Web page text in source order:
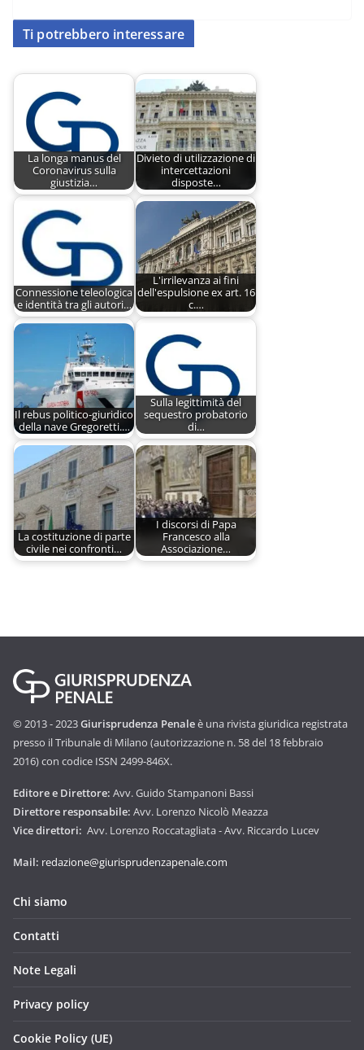
Ti potrebbero interessare
La longa manus del
Coronavirus sulla
giustizia…
Divieto di utilizzazione di
intercettazioni
disposte…
Connessione teleologica
e identità tra gli autori…
L'irrilevanza ai fini
dell'espulsione ex art. 16
c.…
Il rebus politico-giuridico
della nave Gregoretti.…
Sulla legittimità del
sequestro probatorio
di…
La costituzione di parte
civile nei confronti…
I discorsi di Papa
Francesco alla
Associazione…
© 2013 - 2023Giurisprudenza Penaleè una rivista giuridica registrata
presso il Tribunale di Milano (autorizzazione n. 58 del 18 febbraio
2016) con codice ISSN 2499-846X.
Editore e Direttore: Avv. Guido Stampanoni Bassi
Direttore responsabile: Avv. Lorenzo Nicolò Meazza
Vice direttori: Avv. Lorenzo Roccatagliata - Avv. Riccardo Lucev
Mail: redazione@giurisprudenzapenale.com
Chi siamo
Contatti
Note Legali
Privacy policy
Cookie Policy (UE)